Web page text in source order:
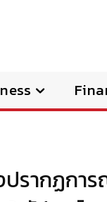
งปรากฏก